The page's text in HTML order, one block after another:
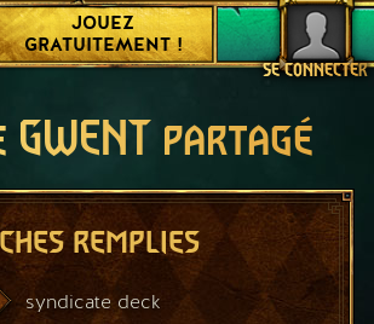
SE CONNECTER
JOUEZ
GRATUITEMENT !
GWENT partagé
remplies
syndicate deck